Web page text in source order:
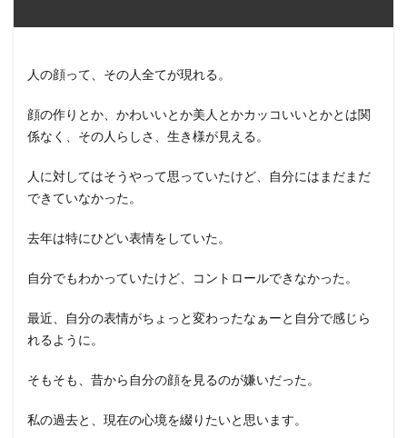
人の顔って、その人全てが現れる。
顔の作りとか、かわいいとか美人とかカッコいいとかとは関
係なく、その人らしさ、生き様が見える。
人に対してはそうやって思っていたけど、自分にはまだまだ
できていなかった。
去年は特にひどい表情をしていた。
自分でもわかっていたけど、コントロールできなかった。
最近、自分の表情がちょっと変わったなぁーと自分で感じら
れるように。
そもそも、昔から自分の顔を見るのが嫌いだった。
私の過去と、現在の心境を綴りたいと思います。